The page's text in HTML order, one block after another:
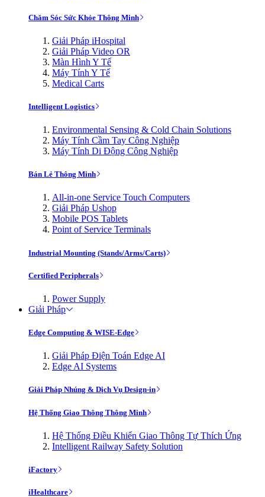
Chăm Sóc Sức Khỏe Thông Minh
Giải Pháp iHospital
Giải Pháp Video OR
Màn Hình Y Tế
Máy Tính Y Tế
Medical Carts
Intelligent Logistics
Environmental Sensing & Cold Chain Solutions
Máy Tính Cầm Tay Công Nghiệp
Máy Tính Di Động Công Nghiệp
Bán Lẻ Thông Minh
All-in-one Service Touch Computers
Giải Pháp Ushop
Mobile POS Tablets
Point of Service Terminals
Industrial Mounting (Stands/Arms/Carts)
Certified Peripherals
Power Supply
Giải Pháp
Edge Computing & WISE-Edge
Giải Pháp Điện Toán Edge AI
Edge AI Systems
Giải Pháp Nhúng & Dịch Vụ Design-in
Hệ Thống Giao Thông Thông Minh
Hệ Thống Điều Khiển Giao Thông Tự Thích Ứng
Intelligent Railway Safety Solution
iFactory
iHealthcare